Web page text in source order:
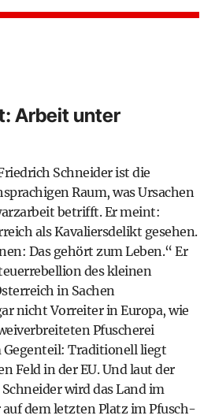
Arbeit unter
Schneider ist die
Raum, was Ursachen
betrifft. Er meint:
als Kavaliersdelikt gesehen.
Das gehört zum Leben.“ Er
des kleinen
in Sachen
nicht Vorreiter in Europa, wie
Pfuscherei
Traditionell liegt
Feld in der EU. Und laut der
wird das Land im
auf dem letzten Platz im Pfusch-